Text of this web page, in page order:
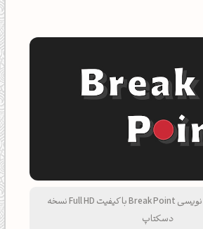
والپیپر دارک برنامه نویسی Break Point با کیفیت Full HD نسخه
دسکتاپ